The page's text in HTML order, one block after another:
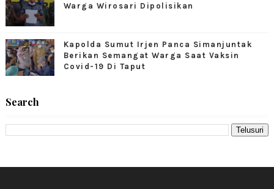
Warga Wirosari Dipolisikan
Kapolda Sumut Irjen Panca Simanjuntak
Berikan Semangat Warga Saat Vaksin
Covid-19 Di Taput
Search